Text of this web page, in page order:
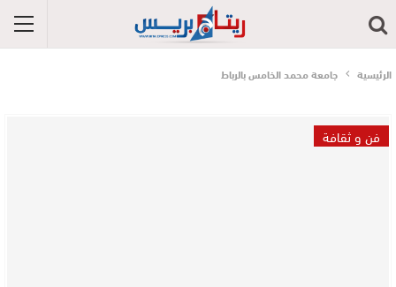
الرئيسية جامعة محمد الخامس بالرباط
فن و ثقافة